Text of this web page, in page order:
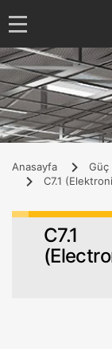
Anasayfa Güç
C7.1
C7.1